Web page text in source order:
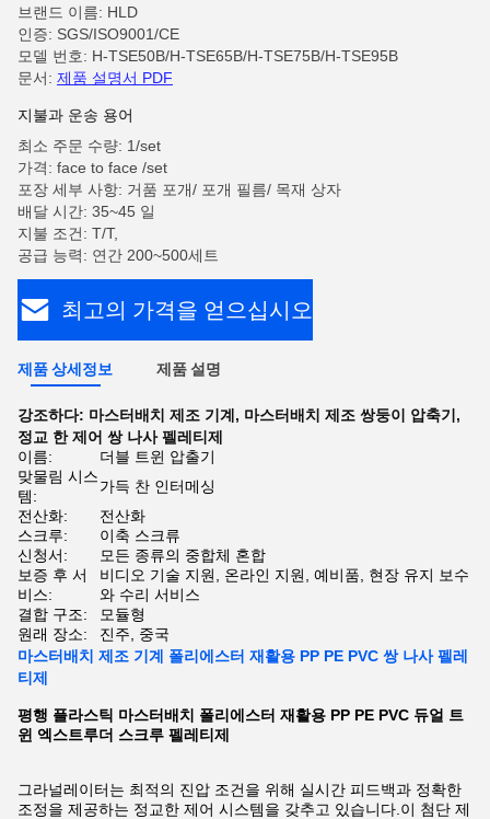
브랜드 이름: HLD
인증: SGS/ISO9001/CE
모델 번호: H-TSE50B/H-TSE65B/H-TSE75B/H-TSE95B
문서: 제품 설명서 PDF
지불과 운송 용어
최소 주문 수량: 1/set
가격: face to face /set
포장 세부 사항: 거품 포개/ 포개 필름/ 목재 상자
배달 시간: 35~45 일
지불 조건: T/T,
공급 능력: 연간 200~500세트
최고의 가격을 얻으십시오
제품 상세정보 제품 설명
강조하다: 마스터배치 제조 기계 , 마스터배치 제조 쌍둥이 압축기 ,
정교 한 제어 쌍 나사 펠레티제
이름:
더블 트윈 압출기
맞물림 시스
템:
가득 찬 인터메싱
전산화:
전산화
스크루:
이축 스크류
신청서:
모든 종류의 중합체 혼합
보증 후 서
비스:
비디오 기술 지원, 온라인 지원, 예비품, 현장 유지 보수
와 수리 서비스
결합 구조:
모듈형
원래 장소:
진주, 중국
마스터배치 제조 기계 폴리에스터 재활용 PP PE PVC 쌍 나사 펠레
티제
평행 플라스틱 마스터배치 폴리에스터 재활용 PP PE PVC 듀얼 트
윈 엑스트루더 스크루 펠레티제
그라널레이터는 최적의 진압 조건을 위해 실시간 피드백과 정확한
조정을 제공하는 정교한 제어 시스템을 갖추고 있습니다.이 첨단 제